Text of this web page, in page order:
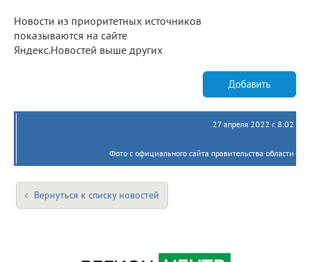
Новости из приоритетных источников
показываются на сайте
Яндекс.Новостей выше других
Добавить
27 апреля 2022 г. 8:02
Фото с официального сайта правительства области
Вернуться к списку новостей